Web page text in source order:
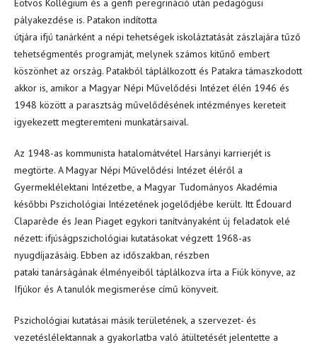
Eötvös Kollégium és a genfi peregrináció után pedagógusi
pályakezdése is. Patakon indította
útjára ifjú tanárként a népi tehetségek iskoláztatását zászlajára tűző
tehetségmentés programját, melynek számos kitűnő embert
köszönhet az ország. Patakból táplálkozott és Patakra támaszkodott
akkor is, amikor a Magyar Népi Művelődési Intézet élén 1946 és
1948 között a parasztság művelődésének intézményes kereteit
igyekezett megteremteni munkatársaival.
Az 1948-as kommunista hatalomátvétel Harsányi karrierjét is
megtörte. A Magyar Népi Művelődési Intézet éléről a
Gyermeklélektani Intézetbe, a Magyar Tudományos Akadémia
későbbi Pszichológiai Intézetének jogelődjébe került. Itt Édouard
Claparède és Jean Piaget egykori tanítványaként új feladatok elé
nézett: ifjúságpszichológiai kutatásokat végzett 1968-as
nyugdíjazásáig. Ebben az időszakban, részben
pataki tanárságának élményeiből táplálkozva írta a Fiúk könyve, az
Ifjúkor és A tanulók megismerése című könyveit.
Pszichológiai kutatásai másik területének, a szervezet- és
vezetéslélektannak a gyakorlatba való átültetését jelentette a